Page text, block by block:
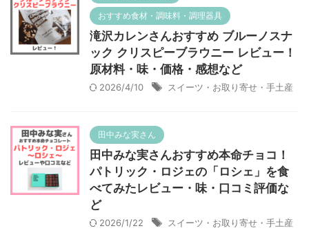
おすすめ食材・調味料・調理器具
滝沢カレンさんおすすめ ブルーノスナ
ック クリスピーブラウニー レビュー！
原材料・味・価格・感想など
2026/4/10 スイーツ・お取り寄せ・手土産
田中みな実さん
田中みな実さんおすすめ本命チョコ！
パトリック・ロジェの「ロシェ」を食
べてみたレビュー・味・口コミ評価な
ど
2026/1/22 スイーツ・お取り寄せ・手土産